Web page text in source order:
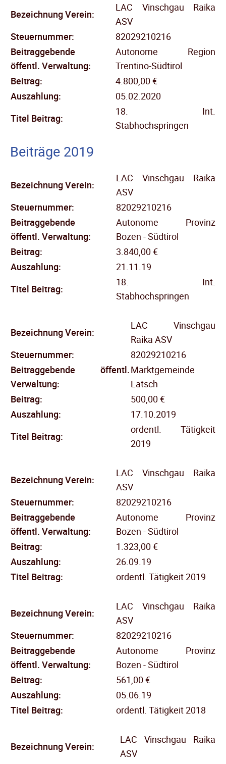
Bezeichnung Verein:
LAC Vinschgau Raika
ASV
Steuernummer:
82029210216
Beitraggebende
öffentl. Verwaltung:
Autonome Region
Trentino-Südtirol
Beitrag:
4.800,00 €
Auszahlung:
05.02.2020
Titel Beitrag:
18. Int.
Stabhochspringen
Beiträge 2019
Bezeichnung Verein:
LAC Vinschgau Raika
ASV
Steuernummer:
82029210216
Beitraggebende
öffentl. Verwaltung:
Autonome Provinz
Bozen - Südtirol
Beitrag:
3.840,00 €
Auszahlung:
21.11.19
Titel Beitrag:
18. Int.
Stabhochspringen
Bezeichnung Verein:
LAC Vinschgau
Raika ASV
Steuernummer:
82029210216
Beitraggebende öffentl.
Verwaltung:
Marktgemeinde
Latsch
Beitrag:
500,00 €
Auszahlung:
17.10.2019
Titel Beitrag:
ordentl. Tätigkeit
2019
Bezeichnung Verein:
LAC Vinschgau Raika
ASV
Steuernummer:
82029210216
Beitraggebende
öffentl. Verwaltung:
Autonome Provinz
Bozen - Südtirol
Beitrag:
1.323,00 €
Auszahlung:
26.09.19
Titel Beitrag:
ordentl. Tätigkeit 2019
Bezeichnung Verein:
LAC Vinschgau Raika
ASV
Steuernummer:
82029210216
Beitraggebende
öffentl. Verwaltung:
Autonome Provinz
Bozen - Südtirol
Beitrag:
561,00 €
Auszahlung:
05.06.19
Titel Beitrag:
ordentl. Tätigkeit 2018
Bezeichnung Verein:
LAC Vinschgau Raika
ASV